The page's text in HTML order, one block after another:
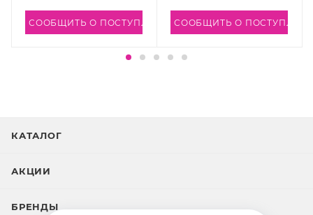
СООБЩИТЬ О ПОСТУПЛЕНИИСООБЩИТЬ О
КАТАЛОГ
АКЦИИ
БРЕНДЫ